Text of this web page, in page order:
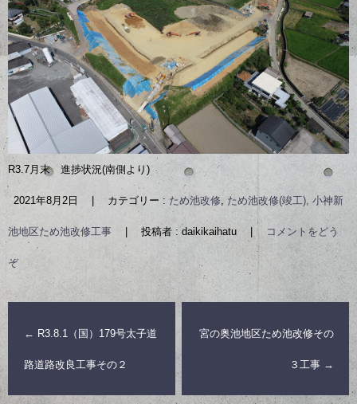
R3.7月末 進捗状況(南側より)
2021年8月2日 カテゴリー : ため池改修, ため池改修(竣工), 小神新
池地区ため池改修工事 投稿者 : daikikaihatu コメントをどう
ぞ
← R3.8.1（国）179号太子道
路道路改良工事その２
宮の奥池地区ため池改修その
３工事 →